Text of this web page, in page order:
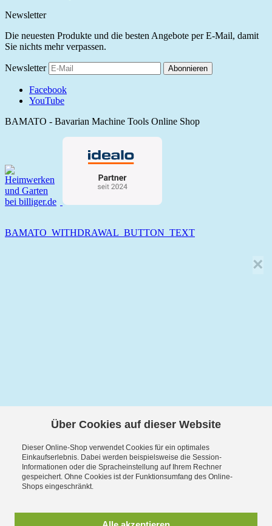
Newsletter
Die neuesten Produkte und die besten Angebote per E-Mail, damit
Sie nichts mehr verpassen.
Newsletter Abonnieren
Facebook
YouTube
BAMATO - Bavarian Machine Tools Online Shop
BAMATO_WITHDRAWAL_BUTTON_TEXT
×
Über Cookies auf dieser Website
Dieser Online-Shop verwendet Cookies für ein optimales
Einkaufserlebnis. Dabei werden beispielsweise die Session-
Informationen oder die Spracheinstellung auf Ihrem Rechner
gespeichert. Ohne Cookies ist der Funktionsumfang des Online-
Shops eingeschränkt.